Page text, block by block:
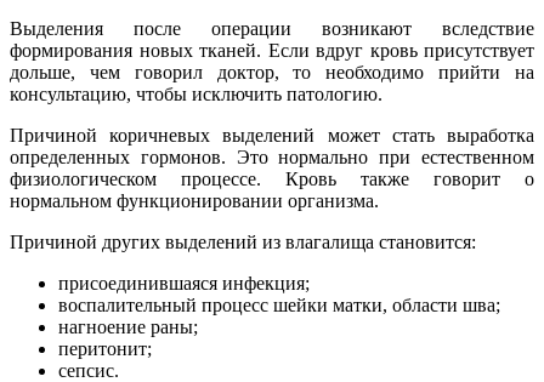
Выделения после операции возникают вследствие
формирования новых тканей. Если вдруг кровь присутствует
дольше, чем говорил доктор, то необходимо прийти на
консультацию, чтобы исключить патологию.
Причиной коричневых выделений может стать выработка
определенных гормонов. Это нормально при естественном
физиологическом процессе. Кровь также говорит о
нормальном функционировании организма.
Причиной других выделений из влагалища становится:
присоединившаяся инфекция;
воспалительный процесс шейки матки, области шва;
нагноение раны;
перитонит;
сепсис.